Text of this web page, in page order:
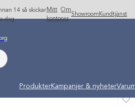
14 så skickar
dag
Mitt
konto
Om
oss
Showroom Kundtjänst
Undermeny stängd: Varumärken
ProdukterKampanjer & nyheter